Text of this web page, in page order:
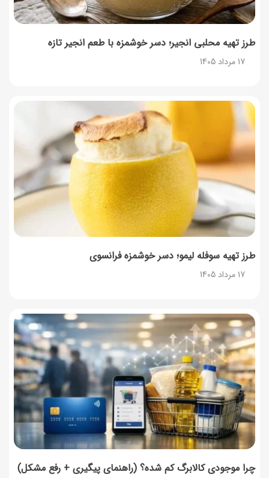
طرز تهیه محلبی انجیر؛ دسر خوشمزه با طعم انجیر تازه
17 مرداد 1405
طرز تهیه سوفله لیمو؛ دسر خوشمزه فرانسوی
17 مرداد 1405
چرا موجودی کالابرگ کم شده؟ (راهنمای پیگیری + رفع مشکل)